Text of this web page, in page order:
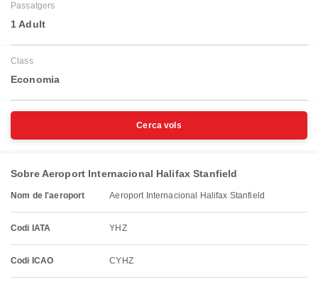
Passatgers
1 Adult
Class
Economia
Cerca vols
Sobre Aeroport Internacional Halifax Stanfield
Nom de l'aeroport Aeroport Internacional Halifax Stanfield
Codi IATA YHZ
Codi ICAO CYHZ